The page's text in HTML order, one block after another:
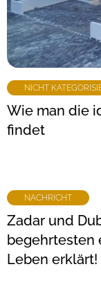
NICHT
Wie man die
findet
NACHRICHT
Zadar und
begehrtesten
Leben erklärt!